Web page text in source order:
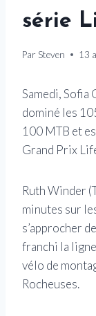
série
Par Steven 13
Samedi, Sofia
dominé les
100 MTB et
Grand Prix
Ruth Winder
minutes sur
s’approcher
franchi la
vélo de
Rocheuses.